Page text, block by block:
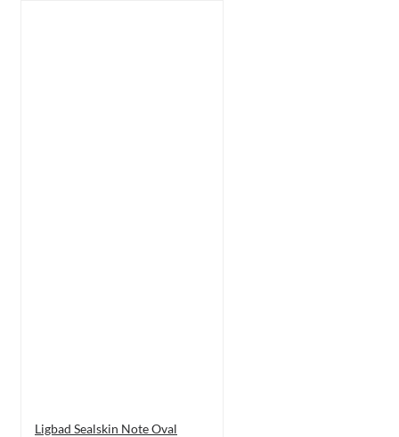
Ligbad Sealskin Note Oval